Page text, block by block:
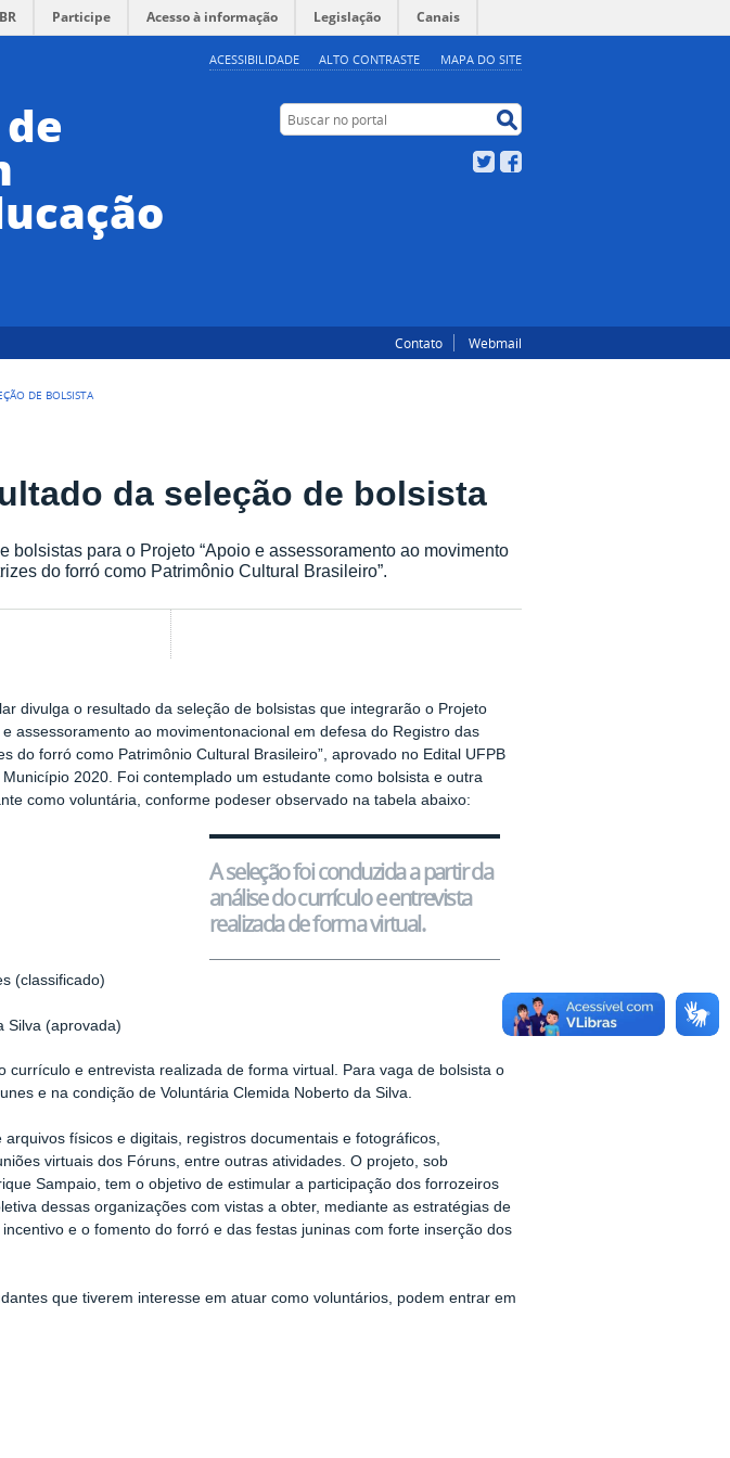
ACESSIBILIDADE ALTO CONTRASTE MAPA DO SITE
Participe Acesso à informação Legislação Canais
Buscar no portal
Twitter
Contato Webmail
DE BOLSISTA
da seleção de bolsista
bolsistas para o Projeto “Apoio e assessoramento ao movimento
do forró como Patrimônio Cultural Brasileiro”.
divulga o resultado da seleção de bolsistas que integrarão o Projeto
e assessoramento ao movimentonacional em defesa do Registro das
do forró como Patrimônio Cultural Brasileiro”, aprovado no Edital UFPB
Município 2020. Foi contemplado um estudante como bolsista e outra
como voluntária, conforme podeser observado na tabela abaixo:
A seleção foi conduzida a partir da
análise do currículo e entrevista
realizada de forma virtual.
(classificado)
(aprovada)
currículo e entrevista realizada de forma virtual. Para vaga de bolsista o
e na condição de Voluntária Clemida Noberto da Silva.
físicos e digitais, registros documentais e fotográficos,
virtuais dos Fóruns, entre outras atividades. O projeto, sob
Sampaio, tem o objetivo de estimular a participação dos forrozeiros
dessas organizações com vistas a obter, mediante as estratégias de
e o fomento do forró e das festas juninas com forte inserção dos
que tiverem interesse em atuar como voluntários, podem entrar em